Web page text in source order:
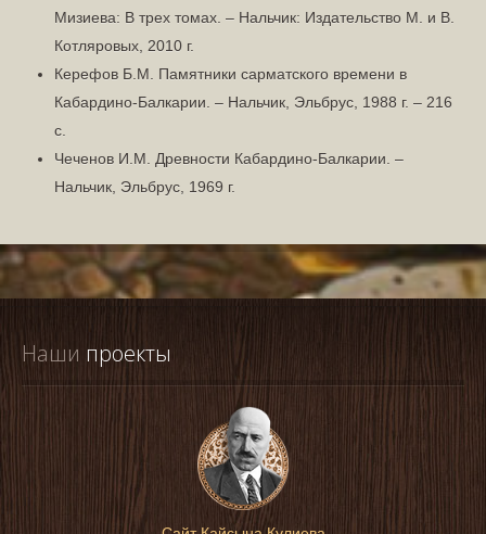
Мизиева: В трех томах. – Нальчик: Издательство М. и В.
Котляровых, 2010 г.
Керефов Б.М. Памятники сарматского времени в
Кабардино-Балкарии. – Нальчик, Эльбрус, 1988 г. – 216
с.
Чеченов И.М. Древности Кабардино-Балкарии. –
Нальчик, Эльбрус, 1969 г.
Наши проекты